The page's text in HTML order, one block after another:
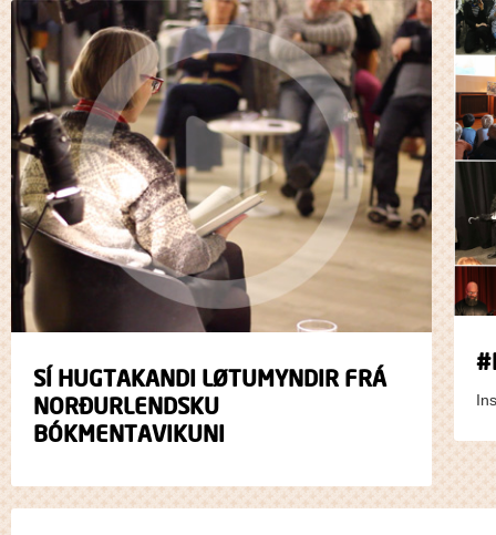
SÍ HUGTAKANDI LØTUMYNDIR FRÁ
NORÐURLENDSKU
BÓKMENTAVIKUNI